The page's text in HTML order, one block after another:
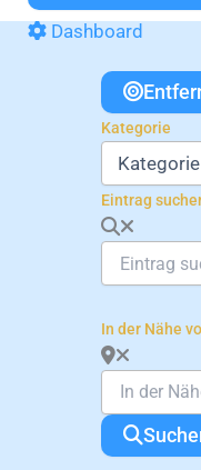
Dashboard
Kategorie
Eintrag
In der Nähe